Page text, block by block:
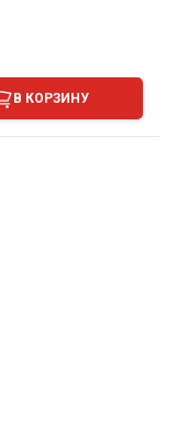
В КОРЗИНУ